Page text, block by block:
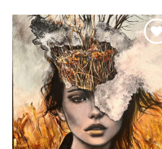
Adicionar
Wishlist